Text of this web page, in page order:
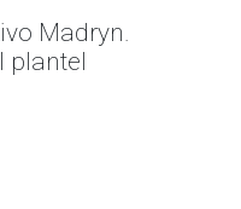
Madryn.
plantel